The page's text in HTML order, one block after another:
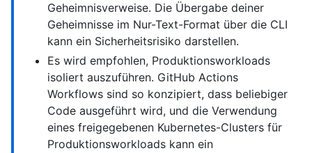
Geheimnisverweise. Die Übergabe deiner
Geheimnisse im Nur-Text-Format über die CLI
kann ein Sicherheitsrisiko darstellen.
Es wird empfohlen, Produktionsworkloads
isoliert auszuführen. GitHub Actions
Workflows sind so konzipiert, dass beliebiger
Code ausgeführt wird, und die Verwendung
eines freigegebenen Kubernetes-Clusters für
Produktionsworkloads kann ein